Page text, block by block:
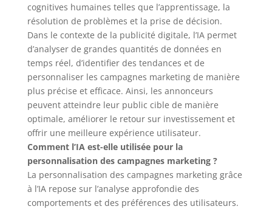
cognitives humaines telles que l’apprentissage, la
résolution de problèmes et la prise de décision.
Dans le contexte de la publicité digitale, l’IA permet
d’analyser de grandes quantités de données en
temps réel, d’identifier des tendances et de
personnaliser les campagnes marketing de manière
plus précise et efficace. Ainsi, les annonceurs
peuvent atteindre leur public cible de manière
optimale, améliorer le retour sur investissement et
offrir une meilleure expérience utilisateur.
Comment l’IA est-elle utilisée pour la
personnalisation des campagnes marketing ?
La personnalisation des campagnes marketing grâce
à l’IA repose sur l’analyse approfondie des
comportements et des préférences des utilisateurs.